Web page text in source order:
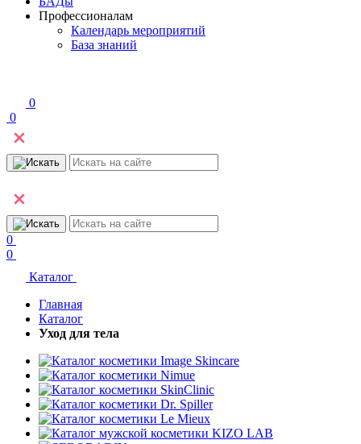
Профессионалам
Календарь мероприятий
База знаний
0
0
0
0
Каталог
Главная
Каталог
Уход для тела